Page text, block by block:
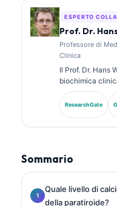
ESPERTO
Prof. Dr.
Professore di
Clinica
Il Prof. Dr. Hans
biochimica
sui
di Chimica
pannelli
ResearchGate
Sommario
Quale livello di
della paratiroide?